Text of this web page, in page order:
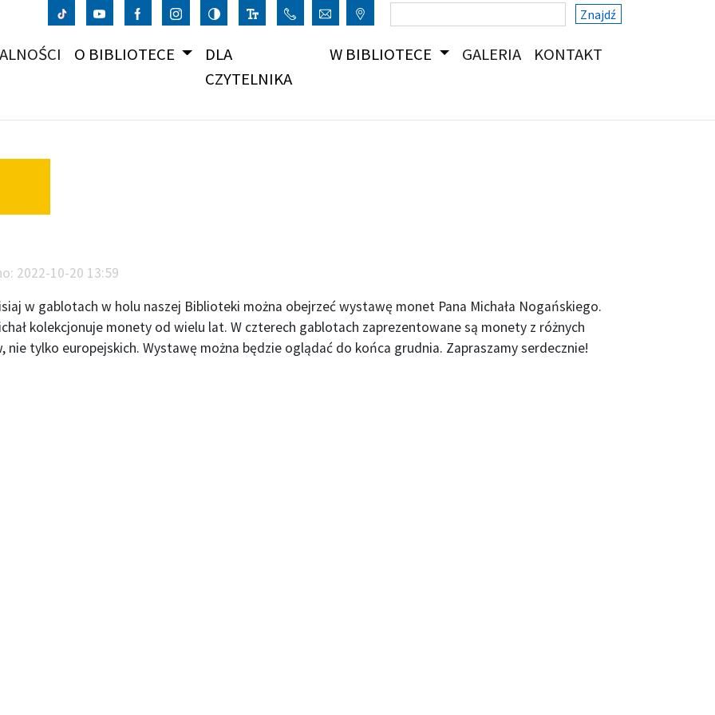
Znajdź
(CURRENT)
O BIBLIOTECE
DLA
CZYTELNIKA
W BIBLIOTECE GALERIA(CURRENT)
KONTAKT
2022-10-20 13:59
w gablotach w holu naszej Biblioteki można obejrzeć wystawę monet Pana Michała Nogańskiego.
kolekcjonuje monety od wielu lat. W czterech gablotach zaprezentowane są monety z różnych
nie tylko europejskich. Wystawę można będzie oglądać do końca grudnia. Zapraszamy serdecznie!